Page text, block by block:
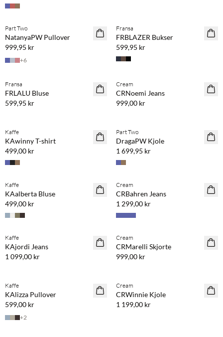
NYHET
Kjøp min. 2 & spar 20 %
Part Two
NatanyaPW Pullover
999,95 kr
+6
NYHET
Fransa
FRBLAZER Bukser
599,95 kr
NYHET
Fransa
FRLALU Bluse
599,95 kr
NYHET
Cream
CRNoemi Jeans
999,00 kr
NYHET
Kaffe
KAwinny T-shirt
499,00 kr
NYHET
Part Two
DragaPW Kjole
1 699,95 kr
NYHET
Kjøp min. 2 & spar 20 %
Kaffe
KAalberta Bluse
499,00 kr
NYHET
Kjøp min. 2 & spar 20 %
Cream
CRBahren Jeans
1 299,00 kr
NYHET
Kjøp min. 2 & spar 20 %
Kaffe
KAjordi Jeans
1 099,00 kr
NYHET
Kjøp min. 2 & spar 20 %
Cream
CRMarelli Skjorte
999,00 kr
NYHET
Kaffe
KAlizza Pullover
599,00 kr
+2
NYHET
Cream
CRWinnie Kjole
1 199,00 kr